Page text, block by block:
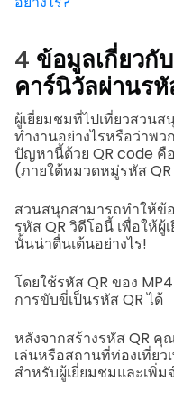
4 ข้อมูลเกี่ยวกั
คาร์นิวัลผ่านรหั
ผู้เยี่ยมชมที่ไปเที่ยวสวน
ทำงานอย่างไรหรือว่าพ
ปัญหานี้ด้วย QR code คื
(ภายใต้หมวดหมู่รหัส
สวนสนุกสามารถทำให้ข้
รหัส QR วิดีโอนี้ เพื่อให้
นั้นน่าตื่นเต้นอย่างไร!
โดยใช้รหัส QR ของ
การขับขี่เป็นรหัส QR ได้
หลังจากสร้างรหัส QR คุ
เล่นหรือสถานที่ท่องเที่ย
สำหรับผู้เยี่ยมชมและเพิ่